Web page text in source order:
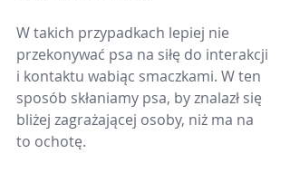
W takich przypadkach lepiej nie
przekonywać psa na siłę do interakcji
i kontaktu wabiąc smaczkami. W ten
sposób skłaniamy psa, by znalazł się
bliżej zagrażającej osoby, niż ma na
to ochotę.